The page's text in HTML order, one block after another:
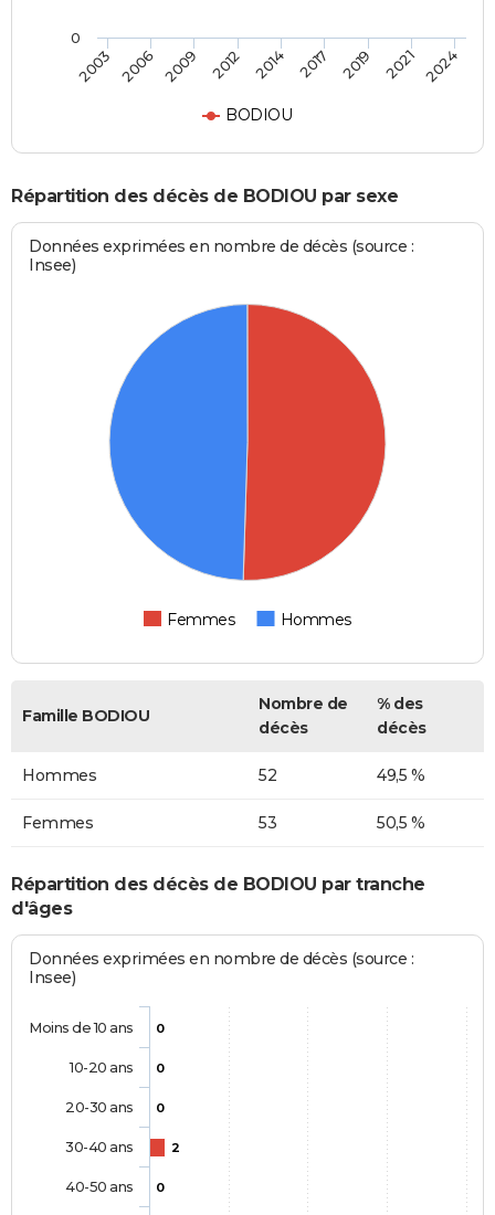
BODIOU
2003 2006 2009 2012 2014 2017 2019 2021 2024
0
Répartition des décès de BODIOU par sexe
Données exprimées en nombre de décès (source :
Insee)
Femmes Hommes
Famille BODIOU
Nombre de
décès
% des
décès
Hommes 52 49,5 %
Femmes 53 50,5 %
Répartition des décès de BODIOU par tranche
d'âges
Données exprimées en nombre de décès (source :
Insee)
0
0
0
2
0
Moins de 10 ans
10-20 ans
20-30 ans
30-40 ans
40-50 ans